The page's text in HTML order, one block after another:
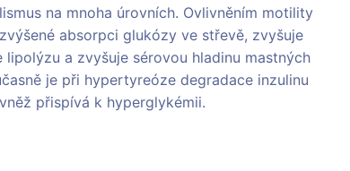
na mnoha úrovních. Ovlivněním motility
absorpci glukózy ve střevě, zvyšuje
a zvyšuje sérovou hladinu mastných
je při hypertyreóze degradace inzulinu
přispívá k hyperglykémii.